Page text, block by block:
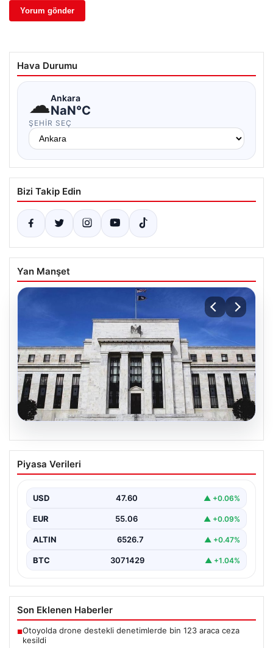
Hava Durumu
☁Ankara
NaN°C
ŞEHIR SEÇ
Bizi Takip Edin
Yan Manşet
04.08.2026
Fed faizi sabit tuttu
Piyasa Verileri
USD 47.60 ▲ +0.06%
EUR 55.06 ▲ +0.09%
ALTIN 6526.7 ▲ +0.47%
BTC 3071429 ▲ +1.04%
Son Eklenen Haberler
■Otoyolda drone destekli denetimlerde bin 123 araca ceza
kesildi